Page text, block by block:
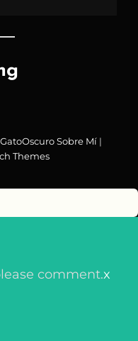
Sobre Mí|
Themes
comment.x